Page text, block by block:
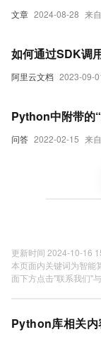
文章 2024-08-28 来
阿里云文档 2023-09-
如何通过SDK调
问答 2022-02-15 来
Python中附带的
更新时间 2024-10-16
本页面内关键词为智能
面下方点击"联系我们"与
Python库相关内